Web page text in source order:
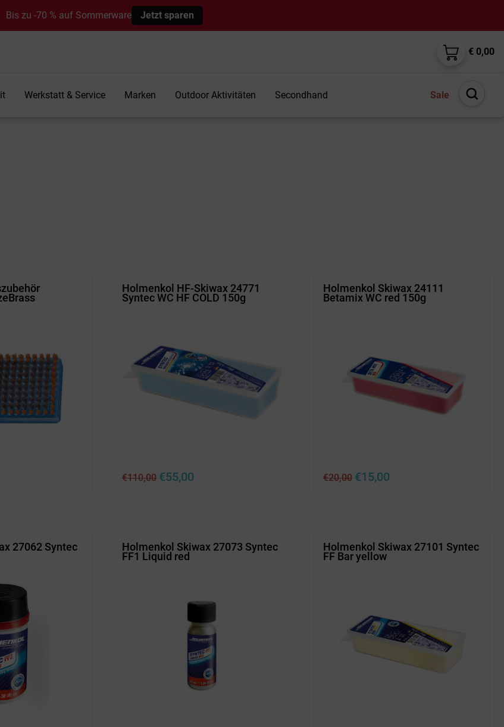
Bis zu -70 % auf Sommerware Jetzt sparen
€ 0,00
Werkstatt & Service Marken Outdoor Aktivitäten Secondhand Sale
Suche
Holmenkol HF-Skiwax 24771
Syntec WC HF COLD 150g
€110,00 Ursprünglicher
Preis
€55,00
Holmenkol Skiwax 24111
Betamix WC red 150g
€20,00 Ursprünglicher
Preis
€15,00Aktueller
27062 Syntec
Holmenkol Skiwax 27073 Syntec
FF1 Liquid red
Holmenkol Skiwax 27101 Syntec
FF Bar yellow